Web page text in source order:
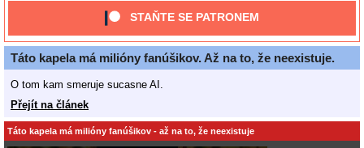
STAŇTE SE PATRONEM
Táto kapela má milióny fanúšikov. Až na to, že neexistuje.
O tom kam smeruje sucasne AI.
Přejít na článek
Táto kapela má milióny fanúšikov - až na to, že neexistuje